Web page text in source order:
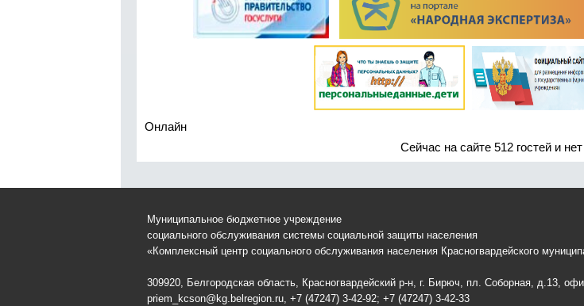
Онлайн
Сейчас на сайте 512 гостей и
Муниципальное бюджетное учреждение
социального обслуживания системы социальной защиты населения
«Комплексный центр социального обслуживания населения Красногвардейского
309920, Белгородская область, Красногвардейский р-н, г. Бирюч, пл. Соборная, д.13,
priem_kcson@kg.belregion.ru, +7 (47247) 3-42-92; +7 (47247) 3-42-33